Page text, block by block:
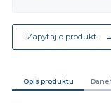
Zapytaj o produkt
Opis produktu